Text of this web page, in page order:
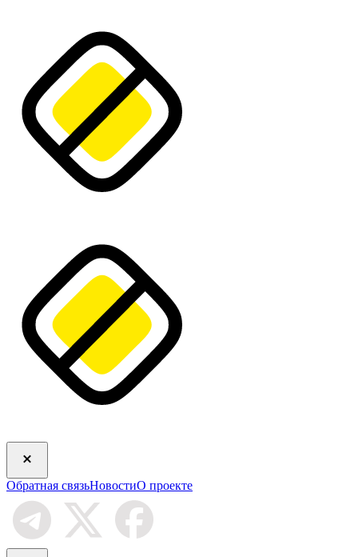
Обратная связьНовостиО проекте